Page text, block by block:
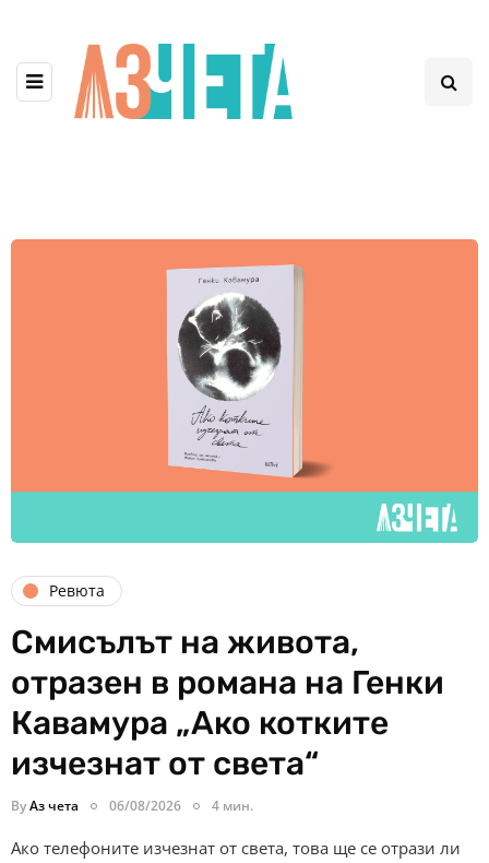
Ревюта
Смисълът на живота,
отразен в романа на Генки
Кавамура „Ако котките
изчезнат от света“
ByАз чета 06/08/2026 4 мин.
Ако телефоните изчезнат от света, това ще се отрази ли